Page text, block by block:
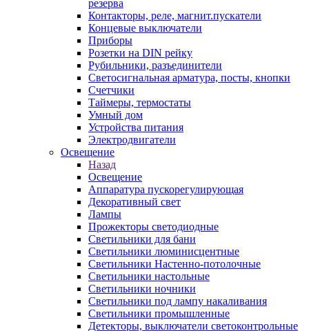
резерва
Контакторы, реле, магнит.пускатели
Концевые выключатели
Приборы
Розетки на DIN рейку
Рубильники, разъединители
Светосигнальная арматура, посты, кнопки
Счетчики
Таймеры, термостаты
Умный дом
Устройства питания
Электродвигатели
Освещение
Назад
Освещение
Аппаратура пускорегулирующая
Декоративный свет
Лампы
Прожекторы светодиодные
Светильники для бани
Светильники люминисцентные
Светильники Настенно-потолочные
Светильники настольные
Светильники ночники
Светильники под лампу накаливания
Светильники промышленные
Детекторы, выключатели светоконтрольные